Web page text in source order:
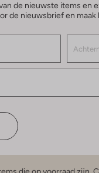
de nieuwste items en
de nieuwsbrief en